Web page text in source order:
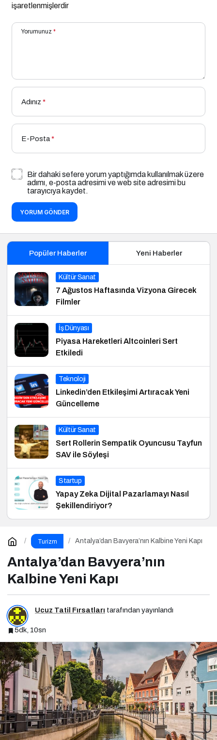
işaretlenmişlerdir
Yorumunuz *
Adınız *
E-Posta*
Bir dahaki sefere yorum yaptığımda kullanılmak üzere
adımı, e-posta adresimi ve web site adresimi bu
tarayıcıya kaydet.
YORUM GÖNDER
Popüler Haberler Yeni Haberler
Kültür Sanat
7 Ağustos Haftasında Vizyona Girecek
Filmler
İş Dünyası
Piyasa Hareketleri Altcoinleri Sert
Etkiledi
Teknoloji
Linkedin’den Etkileşimi Artıracak Yeni
Güncelleme
Kültür Sanat
Sert Rollerin Sempatik Oyuncusu Tayfun
SAV ile Söyleşi
Startup
Yapay Zeka Dijital Pazarlamayı Nasıl
Şekillendiriyor?
Turizm Antalya’dan Bavyera’nın Kalbine Yeni Kapı
Antalya’dan Bavyera’nın
Kalbine Yeni Kapı
Ucuz Tatil Fırsatları tarafından yayınlandı
5dk, 10sn